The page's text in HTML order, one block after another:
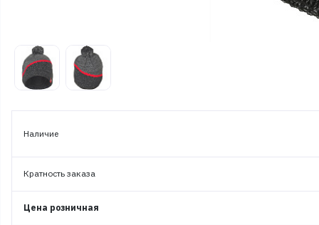
Наличие
Кратность заказа
Цена розничная